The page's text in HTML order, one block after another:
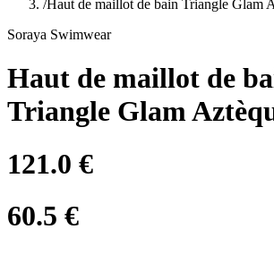
/Haut de maillot de bain Triangle Glam
Soraya Swimwear
Haut de maillot de
Triangle Glam
121.0 €
60.5 €